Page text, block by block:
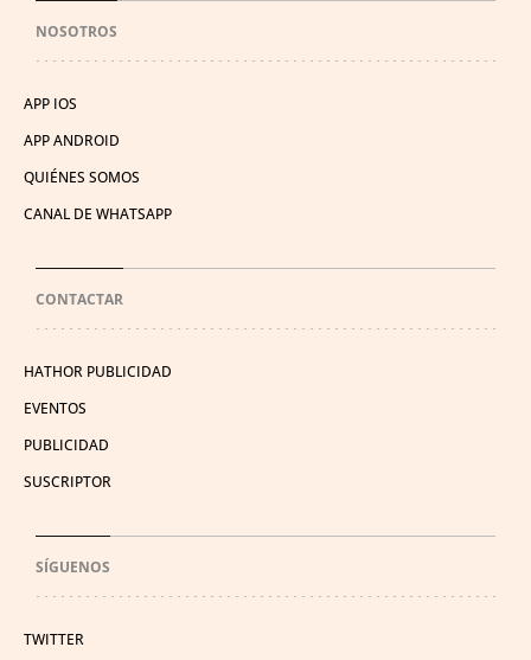
NOSOTROS
APP IOS
APP ANDROID
QUIÉNES SOMOS
CANAL DE WHATSAPP
CONTACTAR
HATHOR PUBLICIDAD
EVENTOS
PUBLICIDAD
SUSCRIPTOR
SÍGUENOS
TWITTER